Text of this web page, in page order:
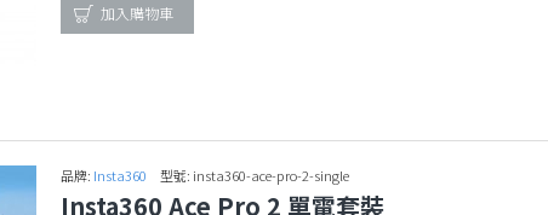
加入購物車
品牌: Insta360 型號: insta360-ace-pro-2-single
Insta360 Ace Pro 2 單電套裝